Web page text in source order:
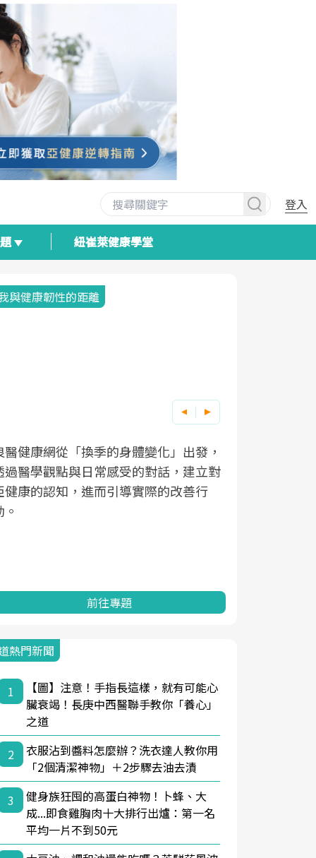
登入
紐崔萊健康學堂
與健康韌性的距離
醫健康網從「換季的身體變化」出發，
過醫學觀點與日常感受的對話，建立對
健康的認知，進而引導實際的改善行
前往專題
熱門新聞
1
【圖】注意！手指長這樣，就有可能心
臟衰竭！長庚中西醫聯手教你「養心」
之道
2
衣服沾到醬料怎麼辦？洗衣達人教你用
「2個清潔神物」＋2步驟去油去漬
3
健身族狂囤的高蛋白神物！卜蜂、大
成...即食雞胸肉十大排行出爐：第一名
平均一片不到50元